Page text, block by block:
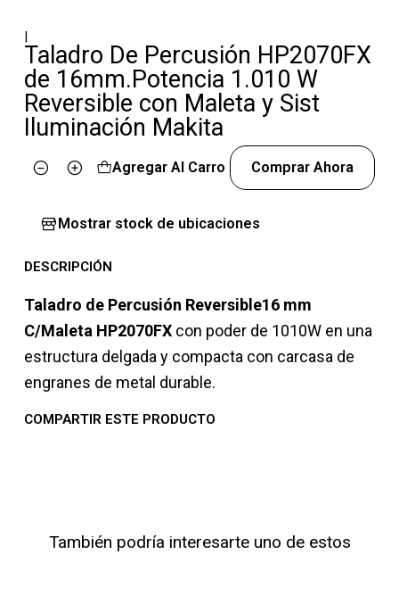
|
Taladro De Percusión HP2070FX
de 16mm.Potencia 1.010 W
Reversible con Maleta y Sist
Iluminación Makita
Cantidad
Agregar Al Carro Comprar Ahora
Mostrar stock de ubicaciones
DESCRIPCIÓN
Taladro de Percusión Reversible16 mm
C/Maleta HP2070FX con poder de 1010W en una
estructura delgada y compacta con carcasa de
engranes de metal durable.
COMPARTIR ESTE PRODUCTO
También podría interesarte uno de estos